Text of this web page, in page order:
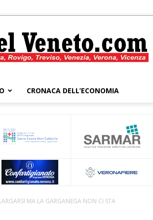
CRONACA DELL’ECONOMIA
MA LA GARGANEGA NON CI STA